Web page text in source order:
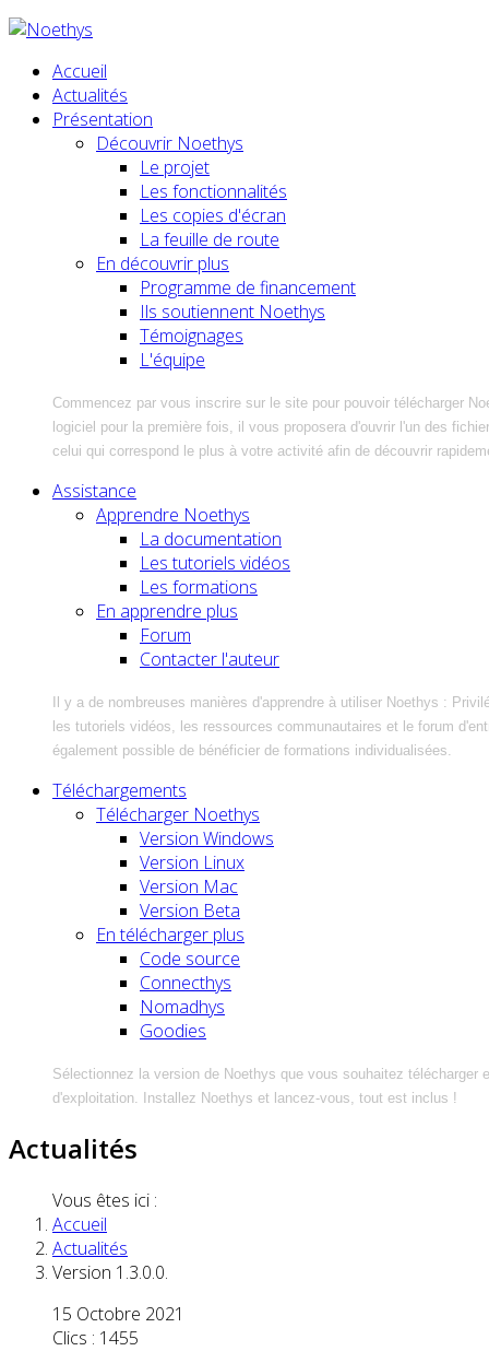
Accueil
Actualités
Présentation
Découvrir Noethys
Le projet
Les fonctionnalités
Les copies d'écran
La feuille de route
En découvrir plus
Programme de financement
Ils soutiennent Noethys
Témoignages
L'équipe
Commencez par vous inscrire sur le site pour pouvoir télécharger
logiciel pour la première fois, il vous proposera d'ouvrir l'un des
celui qui correspond le plus à votre activité afin de découvrir
Assistance
Apprendre Noethys
La documentation
Les tutoriels vidéos
Les formations
En apprendre plus
Forum
Contacter l'auteur
Il y a de nombreuses manières d'apprendre à utiliser Noethys :
les tutoriels vidéos, les ressources communautaires et le forum
également possible de bénéficier de formations individualisées.
Téléchargements
Télécharger Noethys
Version Windows
Version Linux
Version Mac
Version Beta
En télécharger plus
Code source
Connecthys
Nomadhys
Goodies
Sélectionnez la version de Noethys que vous souhaitez télécharger
d'exploitation. Installez Noethys et lancez-vous, tout est inclus !
Actualités
Vous êtes ici :
Accueil
Actualités
Version 1.3.0.0.
15 Octobre 2021
Clics : 1455